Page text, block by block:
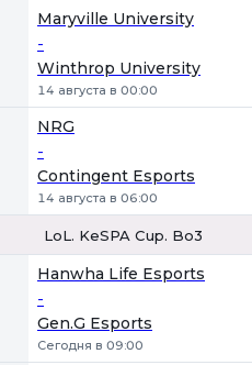
Maryville University
-
Winthrop University
14 августа в 00:00
NRG
-
Contingent Esports
14 августа в 06:00
LoL. KeSPA Cup. Bo3
Hanwha Life Esports
-
Gen.G Esports
Сегодня в 09:00